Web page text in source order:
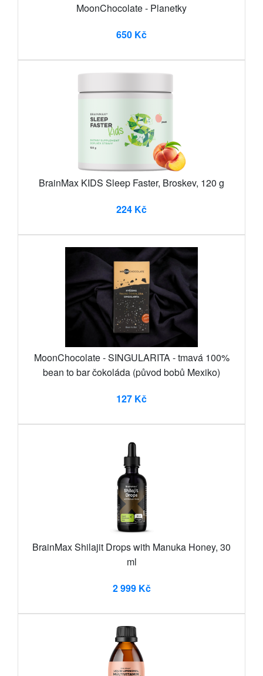
MoonChocolate - Planetky
650 Kč
BrainMax KIDS Sleep Faster, Broskev, 120 g
224 Kč
MoonChocolate - SINGULARITA - tmavá 100%
bean to bar čokoláda (původ bobů Mexiko)
127 Kč
BrainMax Shilajit Drops with Manuka Honey, 30
ml
2 999 Kč